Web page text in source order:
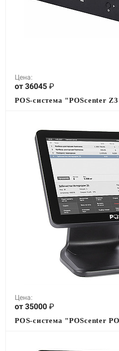
Цена:
от 36045 ₽
POS-система "POScenter
Цена:
от 35000 ₽
POS-система "POScenter